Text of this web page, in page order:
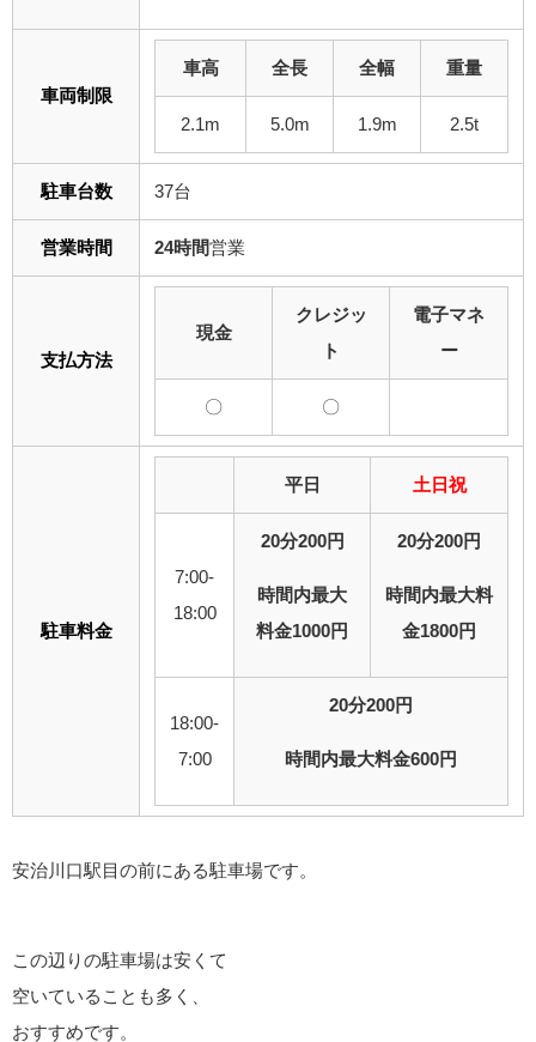
車両制限
車高 全長 全幅 重量
2.1m 5.0m 1.9m 2.5t
駐車台数 37台
営業時間 24時間営業
支払方法
現金
クレジッ
ト
電子マネ
ー
〇 〇
駐車料金
平日 土日祝
7:00-
18:00
20分200円
時間内最大
料金1000円
20分200円
時間内最大料
金1800円
18:00-
7:00
20分200円
時間内最大料金600円
安治川口駅目の前にある駐車場です。
この辺りの駐車場は安くて
空いていることも多く、
おすすめです。